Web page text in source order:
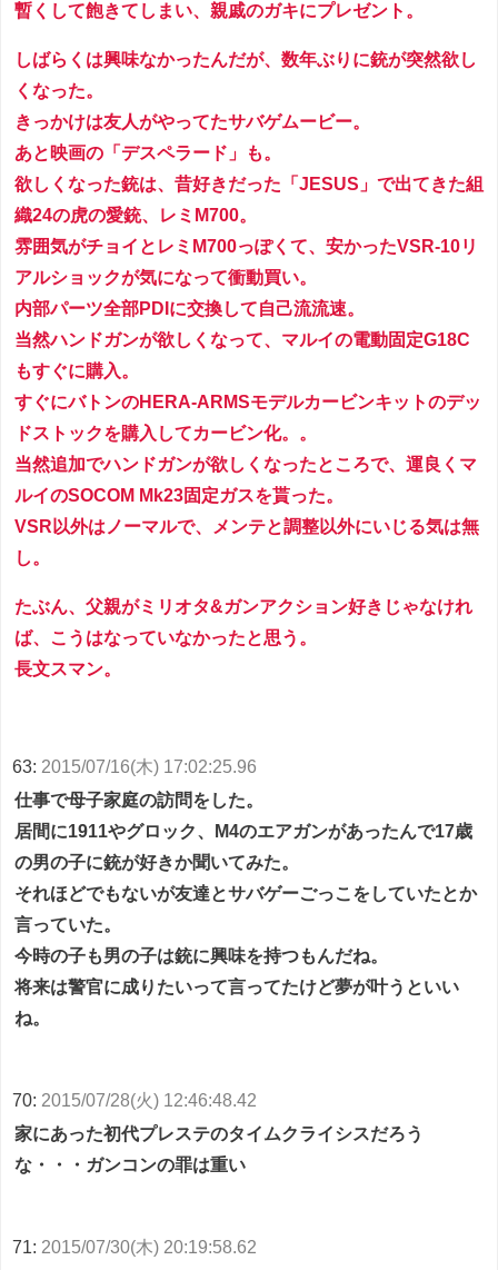
暫くして飽きてしまい、親戚のガキにプレゼント。
しばらくは興味なかったんだが、数年ぶりに銃が突然欲し
くなった。
きっかけは友人がやってたサバゲムービー。
あと映画の「デスペラード」も。
欲しくなった銃は、昔好きだった「JESUS」で出てきた組
織24の虎の愛銃、レミM700。
雰囲気がチョイとレミM700っぽくて、安かったVSR-10リ
アルショックが気になって衝動買い。
内部パーツ全部PDIに交換して自己流流速。
当然ハンドガンが欲しくなって、マルイの電動固定G18C
もすぐに購入。
すぐにバトンのHERA-ARMSモデルカービンキットのデッ
ドストックを購入してカービン化。。
当然追加でハンドガンが欲しくなったところで、運良くマ
ルイのSOCOM Mk23固定ガスを貰った。
VSR以外はノーマルで、メンテと調整以外にいじる気は無
し。
たぶん、父親がミリオタ&ガンアクション好きじゃなけれ
ば、こうはなっていなかったと思う。
長文スマン。
63: 2015/07/16(木) 17:02:25.96
仕事で母子家庭の訪問をした。
居間に1911やグロック、M4のエアガンがあったんで17歳
の男の子に銃が好きか聞いてみた。
それほどでもないが友達とサバゲーごっこをしていたとか
言っていた。
今時の子も男の子は銃に興味を持つもんだね。
将来は警官に成りたいって言ってたけど夢が叶うといい
ね。
70: 2015/07/28(火) 12:46:48.42
家にあった初代プレステのタイムクライシスだろう
な・・・ガンコンの罪は重い
71: 2015/07/30(木) 20:19:58.62